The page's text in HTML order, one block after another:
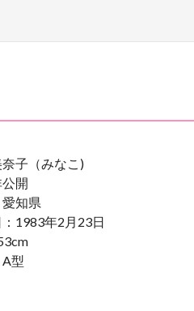
子（みなこ)
開
知県
1983年2月23日
型